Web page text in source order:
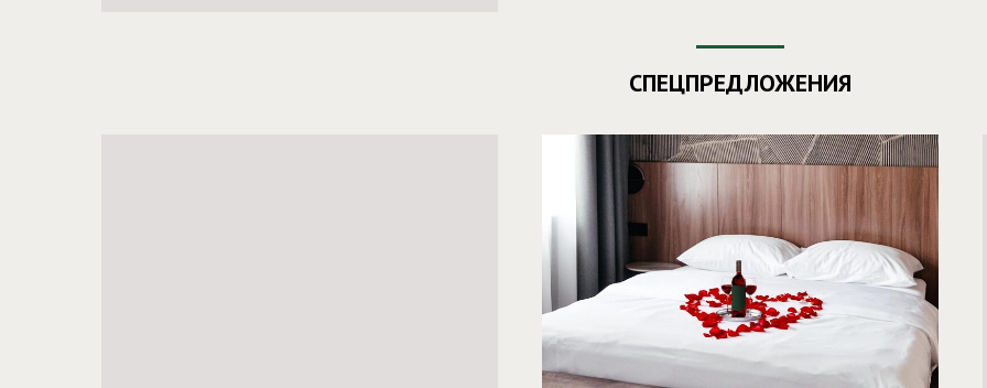
СПЕЦПРЕДЛОЖЕНИЯ